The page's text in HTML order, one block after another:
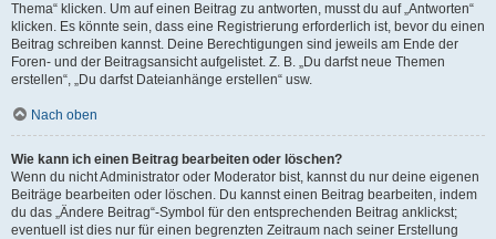
Thema“ klicken. Um auf einen Beitrag zu antworten, musst du auf „Antworten“
klicken. Es könnte sein, dass eine Registrierung erforderlich ist, bevor du einen
Beitrag schreiben kannst. Deine Berechtigungen sind jeweils am Ende der
Foren- und der Beitragsansicht aufgelistet. Z. B. „Du darfst neue Themen
erstellen“, „Du darfst Dateianhänge erstellen“ usw.
Nach oben
Wie kann ich einen Beitrag bearbeiten oder löschen?
Wenn du nicht Administrator oder Moderator bist, kannst du nur deine eigenen
Beiträge bearbeiten oder löschen. Du kannst einen Beitrag bearbeiten, indem
du das „Ändere Beitrag“-Symbol für den entsprechenden Beitrag anklickst;
eventuell ist dies nur für einen begrenzten Zeitraum nach seiner Erstellung